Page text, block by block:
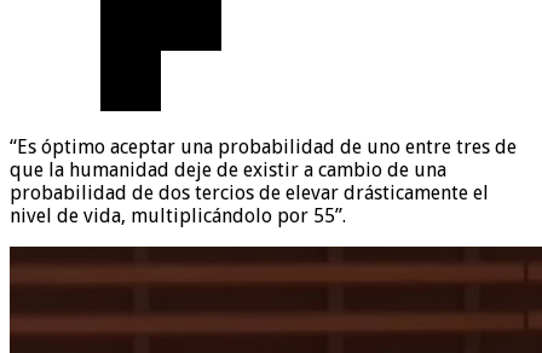
“Es óptimo aceptar una probabilidad de uno entre tres de
que la humanidad deje de existir a cambio de una
probabilidad de dos tercios de elevar drásticamente el
nivel de vida, multiplicándolo por 55”.